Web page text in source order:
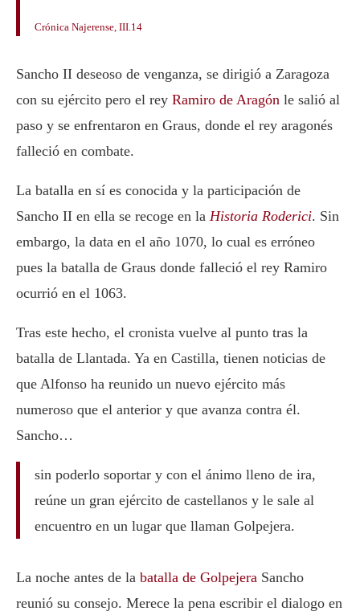
Crónica Najerense, III.14
Sancho II deseoso de venganza, se dirigió a Zaragoza
con su ejército pero el rey Ramiro de Aragón le salió al
paso y se enfrentaron en Graus, donde el rey aragonés
falleció en combate.
La batalla en sí es conocida y la participación de
Sancho II en ella se recoge en la Historia Roderici. Sin
embargo, la data en el año 1070, lo cual es erróneo
pues la batalla de Graus donde falleció el rey Ramiro
ocurrió en el 1063.
Tras este hecho, el cronista vuelve al punto tras la
batalla de Llantada. Ya en Castilla, tienen noticias de
que Alfonso ha reunido un nuevo ejército más
numeroso que el anterior y que avanza contra él.
Sancho…
sin poderlo soportar y con el ánimo lleno de ira,
reúne un gran ejército de castellanos y le sale al
encuentro en un lugar que llaman Golpejera.
La noche antes de la batalla de Golpejera Sancho
reunió su consejo. Merece la pena escribir el dialogo en